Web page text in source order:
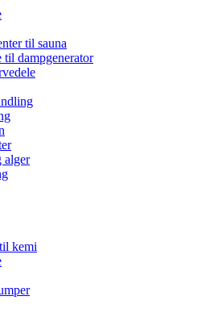
til sauna
til dampgenerator
alger
kemi